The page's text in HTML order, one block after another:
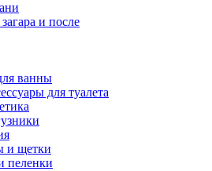
и после
ванны
для туалета
и щетки
пеленки